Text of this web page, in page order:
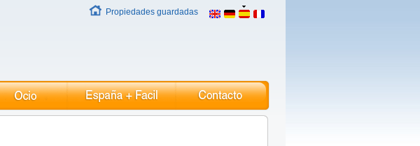
Propiedades guardadas